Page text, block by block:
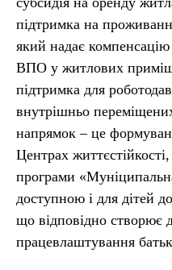
підтримка на
який надає
ВПО у житлових
підтримка для
внутрішньо
напрямок – це
Центрах
програми
доступною і для дітей
що відповідно створює
працевлаштування